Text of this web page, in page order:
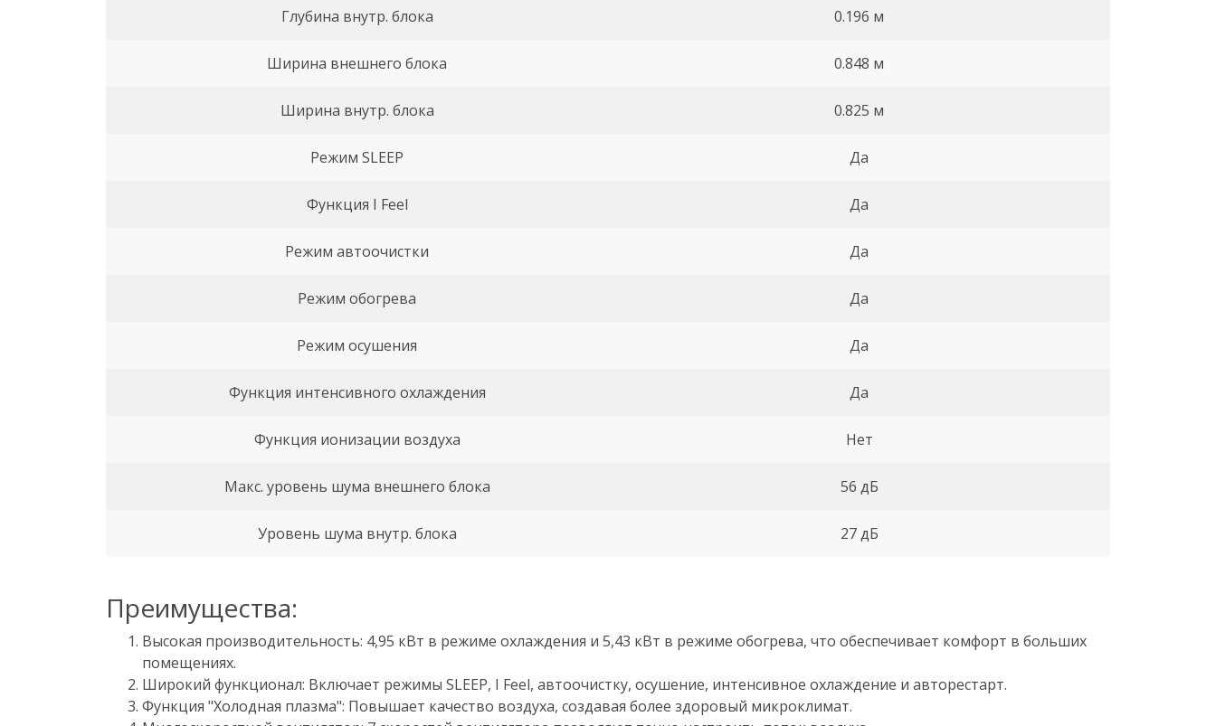
Глубина внутр. блока 0.196 м
Ширина внешнего блока 0.848 м
Ширина внутр. блока 0.825 м
Режим SLEEP Да
Функция I Feel Да
Режим автоочистки Да
Режим обогрева Да
Режим осушения Да
Функция интенсивного охлаждения Да
Функция ионизации воздуха Нет
Макс. уровень шума внешнего блока 56 дБ
Уровень шума внутр. блока 27 дБ
Преимущества:
Высокая производительность: 4,95 кВт в режиме охлаждения и 5,43 кВт в режиме обогрева, что обеспечивает комфорт в больших
помещениях.
Широкий функционал: Включает режимы SLEEP, I Feel, автоочистку, осушение, интенсивное охлаждение и авторестарт.
Функция "Холодная плазма": Повышает качество воздуха, создавая более здоровый микроклимат.